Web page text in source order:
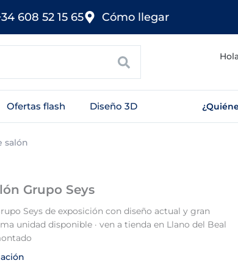
608 52 15 65 Cómo llegar
Ofertas flash Diseño 3D
salón
Grupo Seys
Seys de exposición con diseño actual y gran
unidad disponible · ven a tienda en Llano del Beal